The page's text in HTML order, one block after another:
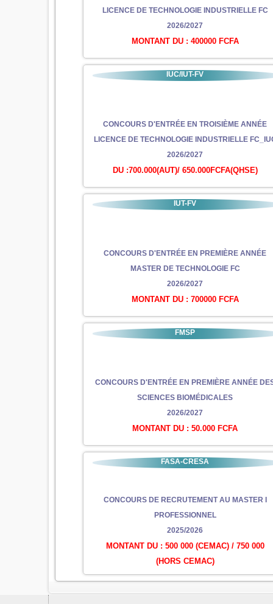
LICENCE DE TECHNOLOGIE INDUSTRIELLE FC
2026/2027
MONTANT DU : 400000 FCFA
IUC/IUT-FV
CONCOURS D'ENTRÉE EN TROISIÈME ANNÉE
LICENCE DE TECHNOLOGIE INDUSTRIELLE
2026/2027
DU :700.000(AUT)/ 650.000FCFA(QHSE)
IUT-FV
CONCOURS D'ENTRÉE EN PREMIÈRE ANNÉE
MASTER DE TECHNOLOGIE FC
2026/2027
MONTANT DU : 700000 FCFA
FMSP
CONCOURS D'ENTRÉE EN PREMIÈRE ANNÉE
SCIENCES BIOMÉDICALES
2026/2027
MONTANT DU : 50.000 FCFA
FASA-CRESA
CONCOURS DE RECRUTEMENT AU MASTER I
PROFESSIONNEL
2025/2026
MONTANT DU : 500 000 (CEMAC) / 750 000
(HORS CEMAC)